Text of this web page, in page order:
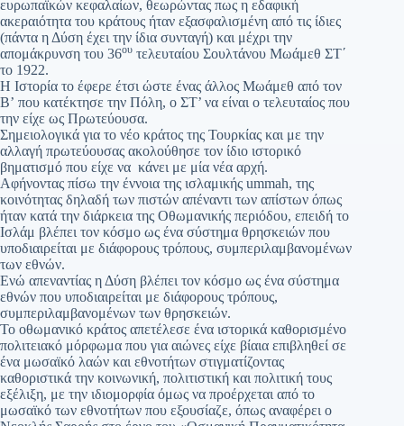
ευρωπαϊκών κεφαλαίων, θεωρώντας πως η εδαφική
ακεραιότητα του κράτους ήταν εξασφαλισμένη από τις ίδιες
(πάντα η Δύση έχει την ίδια συνταγή) και μέχρι την
απομάκρυνση του 36ου τελευταίου Σουλτάνου Μωάμεθ ΣΤ΄
το 1922.
Η Ιστορία το έφερε έτσι ώστε ένας άλλος Μωάμεθ από τον
Β’ που κατέκτησε την Πόλη, ο ΣΤ’ να είναι ο τελευταίος που
την είχε ως Πρωτεύουσα.
Σημειολογικά για το νέο κράτος της Τουρκίας και με την
αλλαγή πρωτεύουσας ακολούθησε τον ίδιο ιστορικό
βηματισμό που είχε να κάνει με μία νέα αρχή.
Αφήνοντας πίσω την έννοια της ισλαμικής ummah, της
κοινότητας δηλαδή των πιστών απέναντι των απίστων όπως
ήταν κατά την διάρκεια της Οθωμανικής περιόδου, επειδή το
Ισλάμ βλέπει τον κόσμο ως ένα σύστημα θρησκειών που
υποδιαιρείται με διάφορους τρόπους, συμπεριλαμβανομένων
των εθνών.
Ενώ απεναντίας η Δύση βλέπει τον κόσμο ως ένα σύστημα
εθνών που υποδιαιρείται με διάφορους τρόπους,
συμπεριλαμβανομένων των θρησκειών.
Το οθωμανικό κράτος απετέλεσε ένα ιστορικά καθορισμένο
πολιτειακό μόρφωμα που για αιώνες είχε βίαια επιβληθεί σε
ένα μωσαϊκό λαών και εθνοτήτων στιγματίζοντας
καθοριστικά την κοινωνική, πολιτιστική και πολιτική τους
εξέλιξη, με την ιδιομορφία όμως να προέρχεται από το
μωσαϊκό των εθνοτήτων που εξουσίαζε, όπως αναφέρει ο